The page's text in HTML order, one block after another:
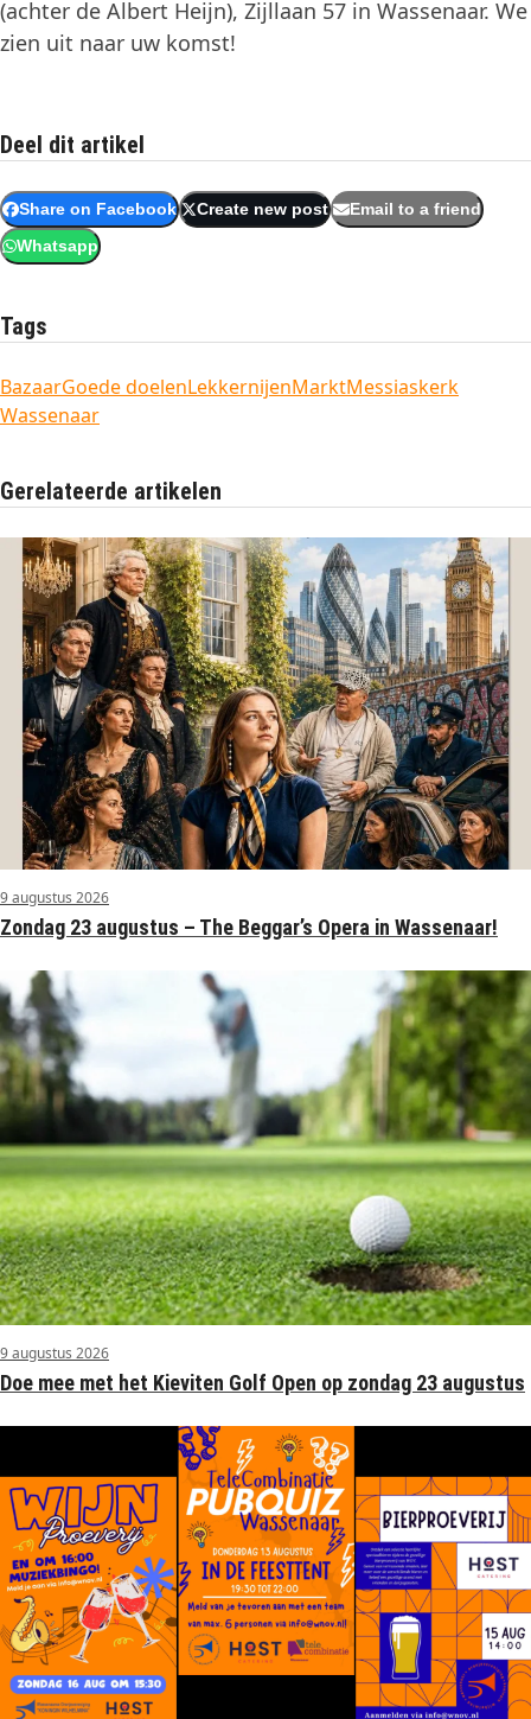
(achter de Albert Heijn), Zijllaan 57 in Wassenaar. We
zien uit naar uw komst!
Deel dit artikel
Share on Facebook Create new post Email to a friend
Whatsapp
Tags
BazaarGoede doelenLekkernijenMarktMessiaskerk
Wassenaar
Gerelateerde artikelen
9 augustus 2026
Zondag 23 augustus – The Beggar’s Opera in Wassenaar!
9 augustus 2026
Doe mee met het Kieviten Golf Open op zondag 23 augustus